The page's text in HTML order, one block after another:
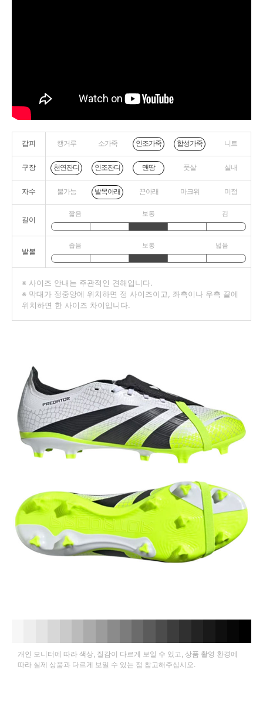
갑피 캥거루 소가죽 인조가죽 합성가죽 니트
구장 천연잔디 인조잔디 맨땅 풋살 실내
자수 불가능 발목아래 끈아래 마크위 미정
길이
짧음 보통 김
발볼
좁음 보통 넓음
※ 사이즈 안내는 주관적인 견해입니다.
※ 막대가 정중앙에 위치하면 정 사이즈이고, 좌측이나 우측 끝에
위치하면 한 사이즈 차이입니다.
개인 모니터에 따라 색상, 질감이 다르게 보일 수 있고, 상품 촬영 환경에
따라 실제 상품과 다르게 보일 수 있는 점 참고해주십시오.